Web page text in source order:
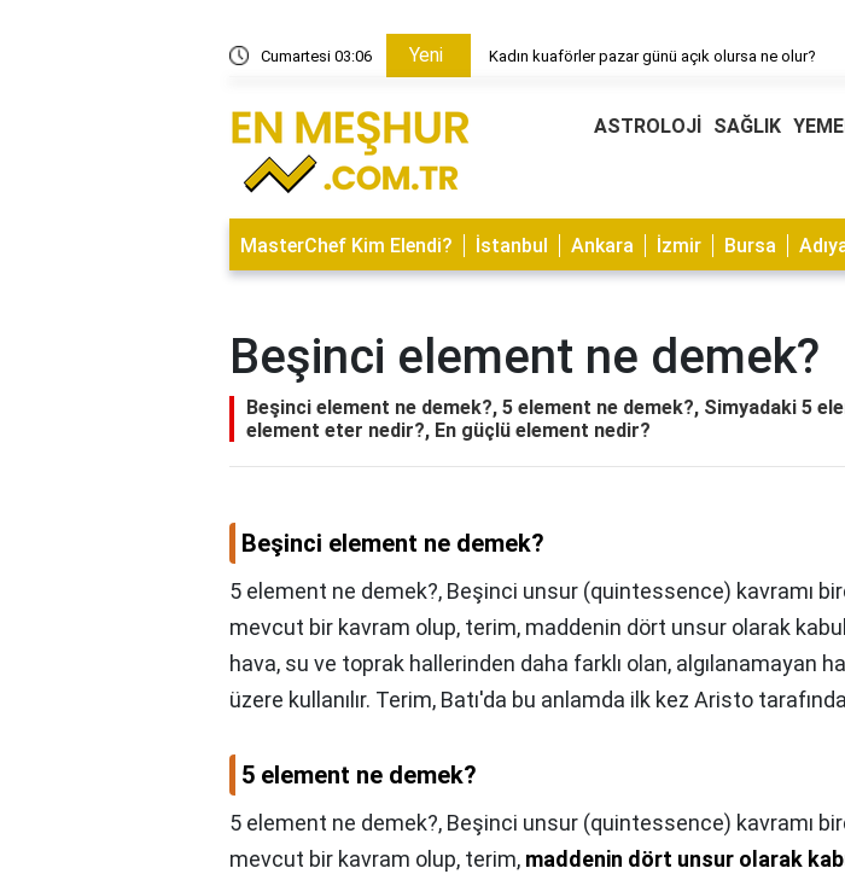
Cumartesi 03:06 Yeni Kadın kuaförler pazar günü açık olursa ne olur?
ASTROLOJİ SAĞLIK
MasterChef Kim Elendi? İstanbul Ankara İzmir Bursa
Beşinci element ne demek?
Beşinci element ne demek?, 5 element ne demek?, Simyadaki 5
element eter nedir?, En güçlü element nedir?
Beşinci element ne demek?
5 element ne demek?, Beşinci unsur (quintessence) kavramı
mevcut bir kavram olup, terim, maddenin dört unsur olarak
hava, su ve toprak hallerinden daha farklı olan, algılanamayan
üzere kullanılır. Terim, Batı'da bu anlamda ilk kez Aristo
5 element ne demek?
5 element ne demek?, Beşinci unsur (quintessence) kavramı
mevcut bir kavram olup, terim, maddenin dört unsur olarak